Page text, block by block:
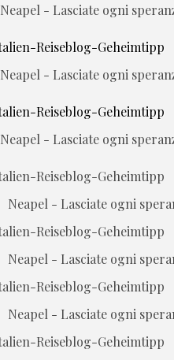
Neapel - Lasciate ogni
Neapel - Lasciate ogni
Neapel - Lasciate ogni
Neapel - Lasciate ogni
Neapel - Lasciate ogni
Neapel - Lasciate ogni